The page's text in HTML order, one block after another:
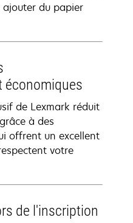
du papier
économiques
de Lexmark réduit
à des
offrent un excellent
votre
de l'inscription